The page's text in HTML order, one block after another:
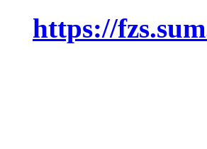
https://